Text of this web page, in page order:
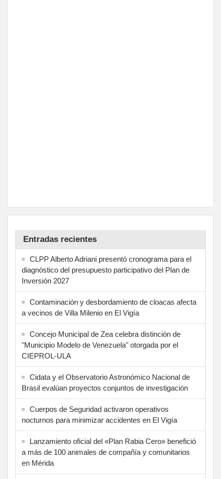
Entradas recientes
CLPP Alberto Adriani presentó cronograma para el
diagnóstico del presupuesto participativo del Plan de
Inversión 2027
Contaminación y desbordamiento de cloacas afecta
a vecinos de Villa Milenio en El Vigía
Concejo Municipal de Zea celebra distinción de
"Municipio Modelo de Venezuela" otorgada por el
CIEPROL-ULA
Cidata y el Observatorio Astronómico Nacional de
Brasil evalúan proyectos conjuntos de investigación
Cuerpos de Seguridad activaron operativos
nocturnos para minimizar accidentes en El Vigía
Lanzamiento oficial del «Plan Rabia Cero» benefició
a más de 100 animales de compañía y comunitarios
en Mérida